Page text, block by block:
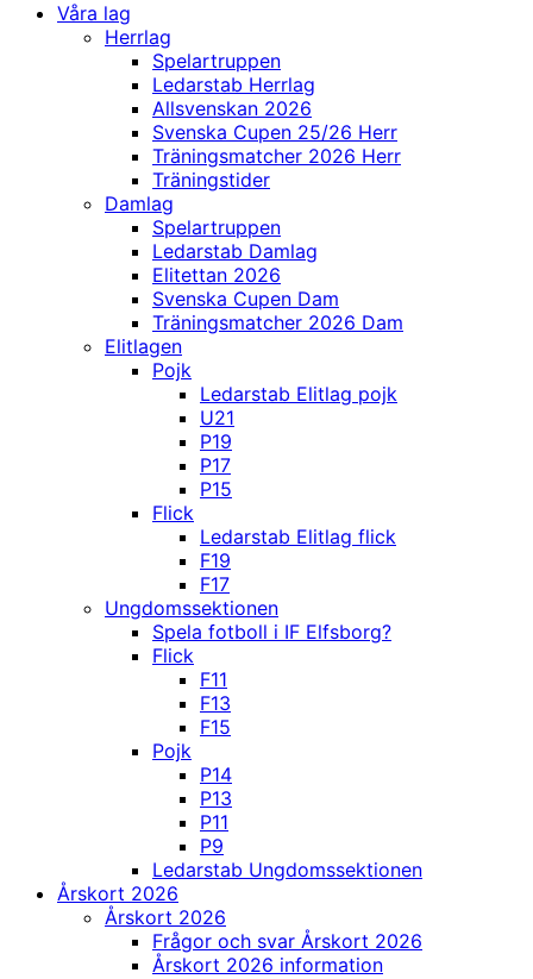
Våra lag
Herrlag
Spelartruppen
Ledarstab Herrlag
Allsvenskan 2026
Svenska Cupen 25/26 Herr
Träningsmatcher 2026 Herr
Träningstider
Damlag
Spelartruppen
Ledarstab Damlag
Elitettan 2026
Svenska Cupen Dam
Träningsmatcher 2026 Dam
Elitlagen
Pojk
Ledarstab Elitlag pojk
U21
P19
P17
P15
Flick
Ledarstab Elitlag flick
F19
F17
Ungdomssektionen
Spela fotboll i IF Elfsborg?
Flick
F11
F13
F15
Pojk
P14
P13
P11
P9
Ledarstab Ungdomssektionen
Årskort 2026
Årskort 2026
Frågor och svar Årskort 2026
Årskort 2026 information